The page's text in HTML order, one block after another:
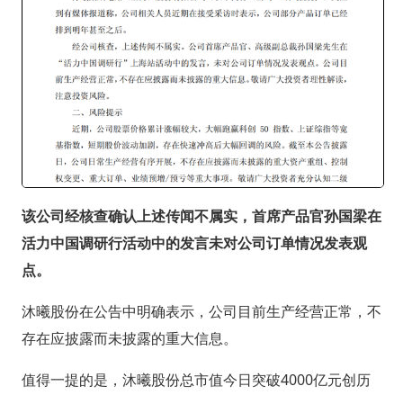
该公司经核查确认上述传闻不属实，首席产品官孙国梁在
活力中国调研行活动中的发言未对公司订单情况发表观
点。
沐曦股份在公告中明确表示，公司目前生产经营正常，不
存在应披露而未披露的重大信息。
值得一提的是，沐曦股份总市值今日突破4000亿元创历